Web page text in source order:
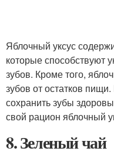
Яблочный уксус
которые способствуют
зубов. Кроме того,
зубов от остатков
сохранить зубы
свой рацион яблочный
8. Зеленый чай